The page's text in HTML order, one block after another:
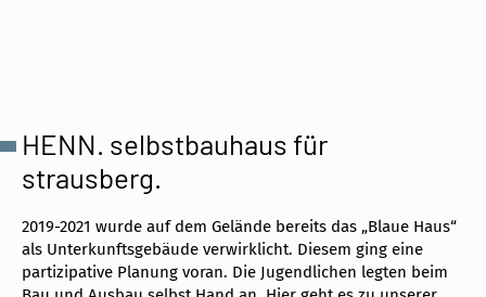
HENN. selbstbauhaus für
strausberg.
2019-2021 wurde auf dem Gelände bereits das „Blaue Haus“
als Unterkunftsgebäude verwirklicht. Diesem ging eine
partizipative Planung voran. Die Jugendlichen legten beim